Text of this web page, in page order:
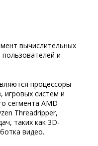
вычислительных
и
процессоры
игровых систем и
сегмента AMD
Threadripper,
таких как 3D-
видео.